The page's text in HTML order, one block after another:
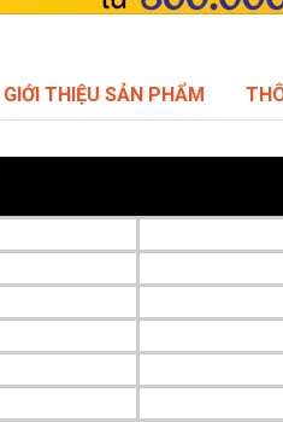
GIỚI THIỆU SẢN PHẨM